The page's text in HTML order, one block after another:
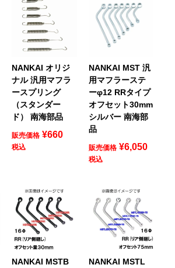
NANKAI オリジ
ナル 汎用マフラ
ースプリング
（スタンダー
ド） 南海部品
販売価格 ¥660
税込
NANKAI MST 汎
用マフラーステ
ーφ12 RRタイプ
オフセット30mm
シルバー 南海部
品
販売価格 ¥6,050
税込
NANKAI MSTB
NANKAI MSTL